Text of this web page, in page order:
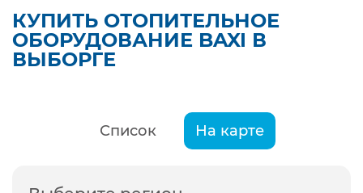
КУПИТЬ ОТОПИТЕЛЬНОЕ
ОБОРУДОВАНИЕ BAXI В
ВЫБОРГЕ
Список На карте